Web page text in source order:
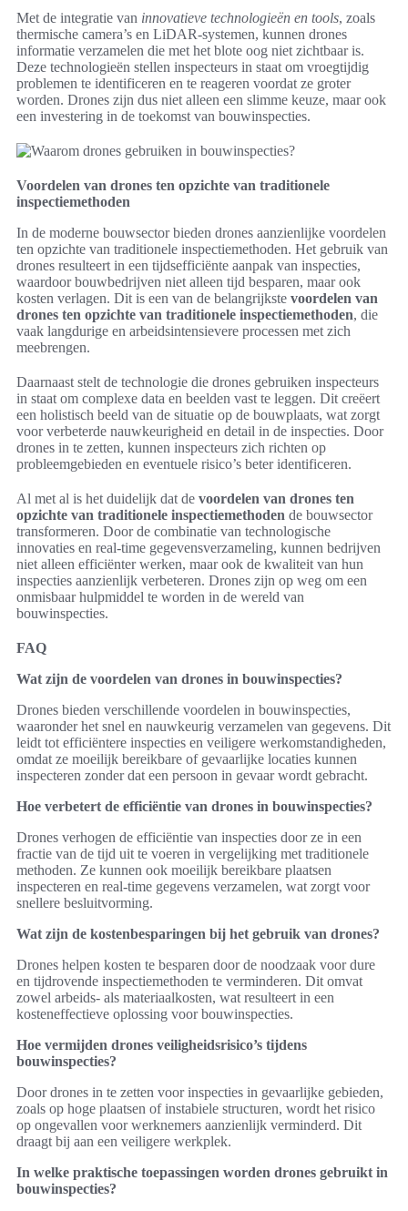
Met de integratie van innovatieve technologieën en tools, zoals
thermische camera’s en LiDAR-systemen, kunnen drones
informatie verzamelen die met het blote oog niet zichtbaar is.
Deze technologieën stellen inspecteurs in staat om vroegtijdig
problemen te identificeren en te reageren voordat ze groter
worden. Drones zijn dus niet alleen een slimme keuze, maar ook
een investering in de toekomst van bouwinspecties.
Voordelen van drones ten opzichte van traditionele
inspectiemethoden
In de moderne bouwsector bieden drones aanzienlijke voordelen
ten opzichte van traditionele inspectiemethoden. Het gebruik van
drones resulteert in een tijdsefficiënte aanpak van inspecties,
waardoor bouwbedrijven niet alleen tijd besparen, maar ook
kosten verlagen. Dit is een van de belangrijkste voordelen van
drones ten opzichte van traditionele inspectiemethoden, die
vaak langdurige en arbeidsintensievere processen met zich
meebrengen.
Daarnaast stelt de technologie die drones gebruiken inspecteurs
in staat om complexe data en beelden vast te leggen. Dit creëert
een holistisch beeld van de situatie op de bouwplaats, wat zorgt
voor verbeterde nauwkeurigheid en detail in de inspecties. Door
drones in te zetten, kunnen inspecteurs zich richten op
probleemgebieden en eventuele risico’s beter identificeren.
Al met al is het duidelijk dat de voordelen van drones ten
opzichte van traditionele inspectiemethoden de bouwsector
transformeren. Door de combinatie van technologische
innovaties en real-time gegevensverzameling, kunnen bedrijven
niet alleen efficiënter werken, maar ook de kwaliteit van hun
inspecties aanzienlijk verbeteren. Drones zijn op weg om een
onmisbaar hulpmiddel te worden in de wereld van
bouwinspecties.
FAQ
Wat zijn de voordelen van drones in bouwinspecties?
Drones bieden verschillende voordelen in bouwinspecties,
waaronder het snel en nauwkeurig verzamelen van gegevens. Dit
leidt tot efficiëntere inspecties en veiligere werkomstandigheden,
omdat ze moeilijk bereikbare of gevaarlijke locaties kunnen
inspecteren zonder dat een persoon in gevaar wordt gebracht.
Hoe verbetert de efficiëntie van drones in bouwinspecties?
Drones verhogen de efficiëntie van inspecties door ze in een
fractie van de tijd uit te voeren in vergelijking met traditionele
methoden. Ze kunnen ook moeilijk bereikbare plaatsen
inspecteren en real-time gegevens verzamelen, wat zorgt voor
snellere besluitvorming.
Wat zijn de kostenbesparingen bij het gebruik van drones?
Drones helpen kosten te besparen door de noodzaak voor dure
en tijdrovende inspectiemethoden te verminderen. Dit omvat
zowel arbeids- als materiaalkosten, wat resulteert in een
kosteneffectieve oplossing voor bouwinspecties.
Hoe vermijden drones veiligheidsrisico’s tijdens
bouwinspecties?
Door drones in te zetten voor inspecties in gevaarlijke gebieden,
zoals op hoge plaatsen of instabiele structuren, wordt het risico
op ongevallen voor werknemers aanzienlijk verminderd. Dit
draagt bij aan een veiligere werkplek.
In welke praktische toepassingen worden drones gebruikt in
bouwinspecties?